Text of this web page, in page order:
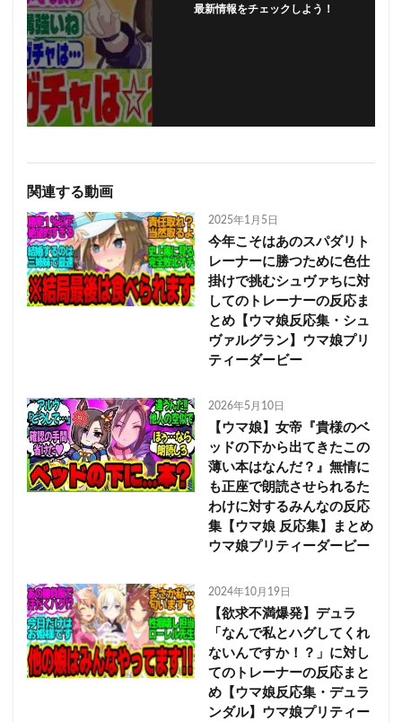
最新情報をチェックしよう！
関連する動画
2025年1月5日
今年こそはあのスパダリト
レーナーに勝つために色仕
掛けで挑むシュヴァちに対
してのトレーナーの反応ま
とめ【ウマ娘反応集・シュ
ヴァルグラン】ウマ娘プリ
ティーダービー
2026年5月10日
【ウマ娘】女帝『貴様のベ
ッドの下から出てきたこの
薄い本はなんだ？』無情に
も正座で朗読させられるた
わけに対するみんなの反応
集【ウマ娘 反応集】まとめ
ウマ娘プリティーダービー
2024年10月19日
【欲求不満爆発】デュラ
「なんで私とハグしてくれ
ないんですか！？」に対し
てのトレーナーの反応まと
め【ウマ娘反応集・デュラ
ンダル】ウマ娘プリティー